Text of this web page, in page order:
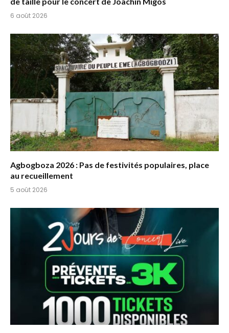
6 août 2026
Agbogboza 2026 : Pas de festivités populaires, place
au recueillement
5 août 2026